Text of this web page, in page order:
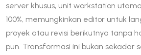
server khusus, unit workstation
100%, memungkinkan editor untuk
proyek atau revisi berikutnya tanpa
pun. Transformasi ini bukan sekadar